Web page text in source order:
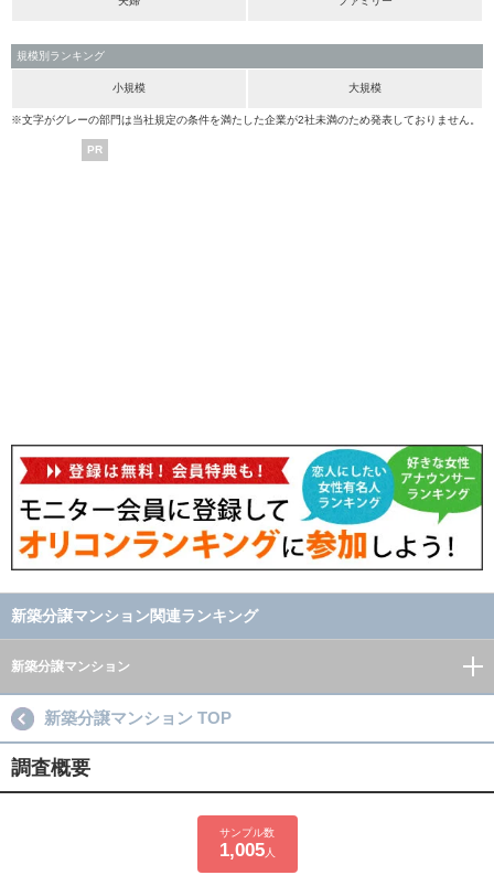
規模別ランキング
小規模 大規模
※文字がグレーの部門は当社規定の条件を満たした企業が2社未満のため発表しておりません。
PR
新築分譲マンション関連ランキング
新築分譲マンション
新築分譲マンション TOP
調査概要
サンプル数
1,005人